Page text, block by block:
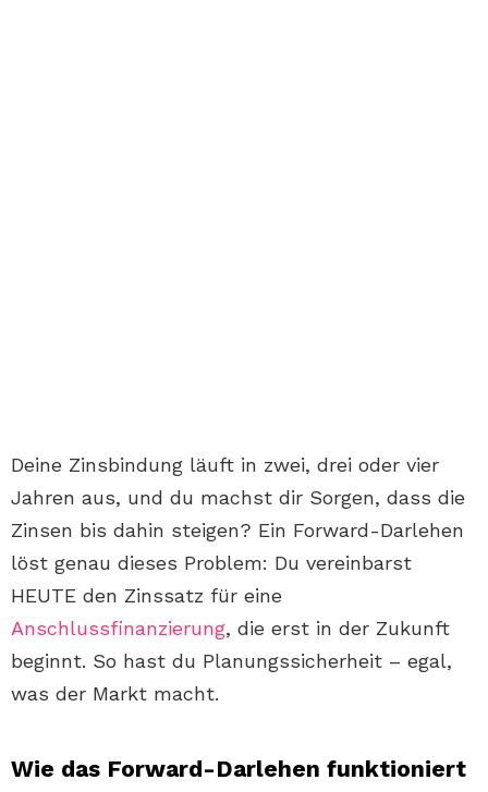
Deine Zinsbindung läuft in zwei, drei oder vier
Jahren aus, und du machst dir Sorgen, dass die
Zinsen bis dahin steigen? Ein Forward-Darlehen
löst genau dieses Problem: Du vereinbarst
HEUTE den Zinssatz für eine
Anschlussfinanzierung, die erst in der Zukunft
beginnt. So hast du Planungssicherheit – egal,
was der Markt macht.
Wie das Forward-Darlehen funktioniert